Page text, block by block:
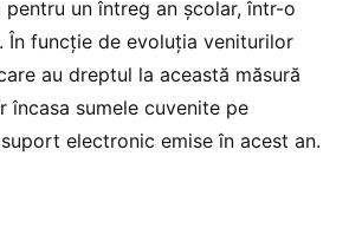
pentru un întreg an școlar, într-o
În funcție de evoluția veniturilor
au dreptul la această măsură
încasa sumele cuvenite pe
electronic emise în acest an.